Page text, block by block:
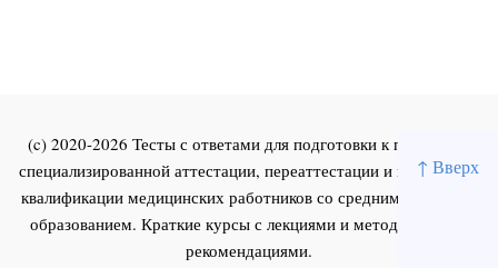
↑ Вверх
(c) 2020-2026 Тесты с ответами для подготовки к первичной
специализированной аттестации, переаттестации и повышения
квалификации медицинских работников со средним и высшим
образованием. Краткие курсы с лекциями и методическими
рекомендациями.